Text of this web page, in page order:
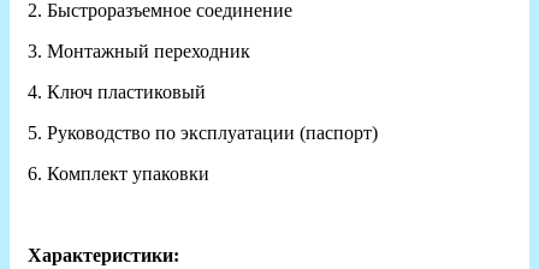
2. Быстроразъемное соединение
3. Монтажный переходник
4. Ключ пластиковый
5. Руководство по эксплуатации (паспорт)
6. Комплект упаковки
Характеристики: